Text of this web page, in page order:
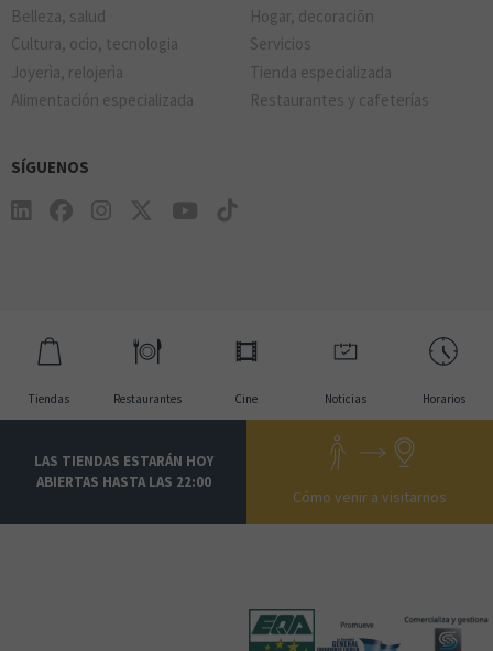
Belleza, salud
Hogar, decoraciõn
Cultura, ocio, tecnologia
Servicios
Joyerìa, relojerìa
Tienda especializada
Alimentación especializada
Restaurantes y cafeterías
SÍGUENOS
Tiendas Restaurantes Cine Noticias Horarios
LAS TIENDAS ESTARÁN HOY
ABIERTAS HASTA LAS 22:00
Cómo venir a visitarnos